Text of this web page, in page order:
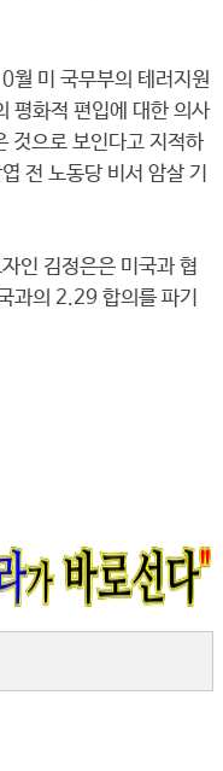
월 미 국무부의 테러지원
평화적 편입에 대한 의사
것으로 보인다고 지적하
전 노동당 비서 암살 기
인 김정은은 미국과 협
과의 2.29 합의를 파기